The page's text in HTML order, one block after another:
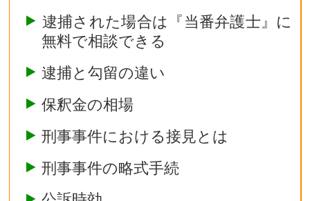
逮捕された場合は『当番弁護士』に
無料で相談できる
逮捕と勾留の違い
保釈金の相場
刑事事件における接見とは
刑事事件の略式手続